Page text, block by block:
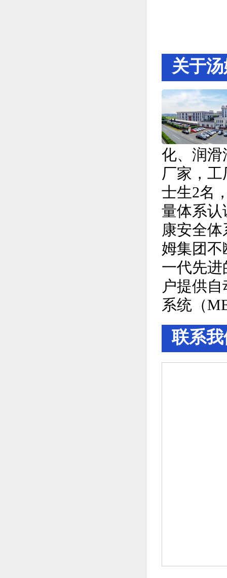
关于
化、润滑
厂家，工
士生2名
量体系认
康安全
姆集团不
一代先进
户提供
系统（
联系